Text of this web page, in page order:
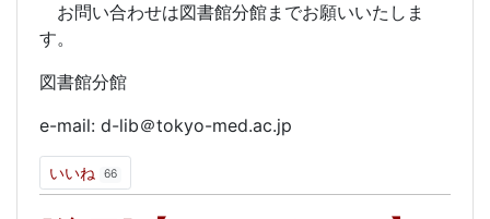
お問い合わせは図書館分館までお願いいたしま
す。
図書館分館
e-mail: d-lib＠tokyo-med.ac.jp
いいね 66